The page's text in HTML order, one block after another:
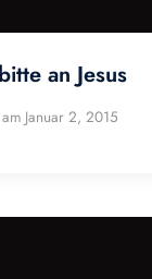
an Jesus
Januar 2, 2015